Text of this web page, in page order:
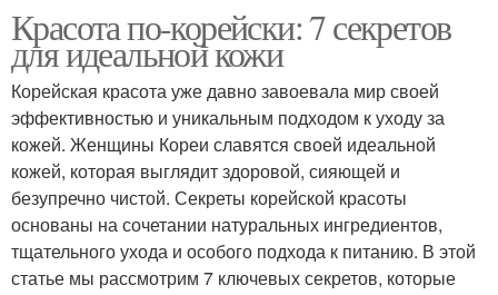
Красота по-корейски: 7 секретов
для идеальной кожи
Корейская красота уже давно завоевала мир своей
эффективностью и уникальным подходом к уходу за
кожей. Женщины Кореи славятся своей идеальной
кожей, которая выглядит здоровой, сияющей и
безупречно чистой. Секреты корейской красоты
основаны на сочетании натуральных ингредиентов,
тщательного ухода и особого подхода к питанию. В этой
статье мы рассмотрим 7 ключевых секретов, которые